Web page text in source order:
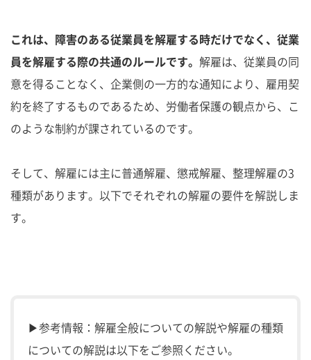
これは、障害のある従業員を解雇する時だけでなく、従業
員を解雇する際の共通のルールです。 解雇は、従業員の同
意を得ることなく、企業側の一方的な通知により、雇用契
約を終了するものであるため、労働者保護の観点から、こ
のような制約が課されているのです。
そして、解雇には主に普通解雇、懲戒解雇、整理解雇の3
種類があります。以下でそれぞれの解雇の要件を解説しま
す。
▶参考情報：解雇全般についての解説や解雇の種類
についての解説は以下をご参照ください。